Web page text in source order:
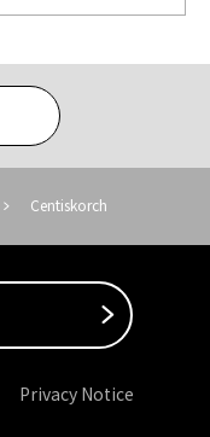
Centiskorch
Privacy Notice